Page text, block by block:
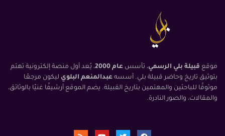
موقع قبيلة بلي الرسمي، تأسس عام 2000
، يُعد أول منصة إلكترونية تهتم
بتوثيق تاريخ وحاضر قبيلة بلي. أسسه عبدالمنعم البلوي ليكون مرجعًا
موثوقًا للباحثين والمهتمين بتاريخ القبيلة. يضم الموقع أرشيفًا غنيًا بالوثائق،
والمقالات، والصور النادرة.